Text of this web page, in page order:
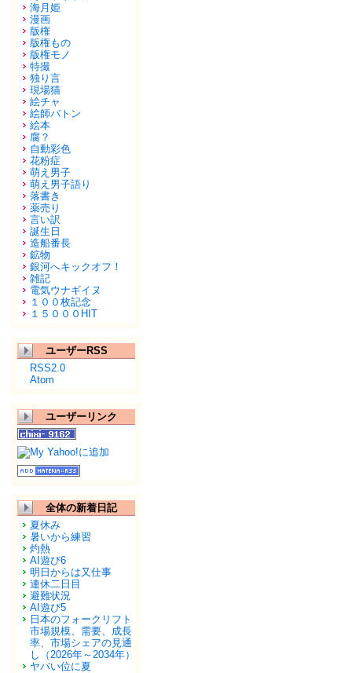
海月姫
漫画
版権
版権もの
版権モノ
特撮
独り言
現場猫
絵チャ
絵師バトン
絵本
腐？
自動彩色
花粉症
萌え男子
萌え男子語り
落書き
薬売り
言い訳
誕生日
造船番長
鉱物
銀河へキックオフ！
雑記
電気ウナギイヌ
１００枚記念
１５０００HIT
ユーザーRSS
RSS2.0
Atom
ユーザーリンク
全体の新着日記
夏休み
暑いから練習
灼熱
AI遊び6
明日からは又仕事
連休二日目
避難状況
AI遊び5
日本のフォークリフト
市場規模、需要、成長
率、市場シェアの見通
し（2026年～2034年）
ヤバい位に夏